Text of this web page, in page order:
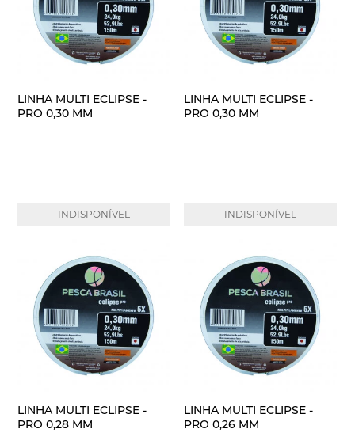
LINHA MULTI ECLIPSE -
PRO 0,30 MM
INDISPONÍVEL
LINHA MULTI ECLIPSE -
PRO 0,30 MM
INDISPONÍVEL
LINHA MULTI ECLIPSE -
PRO 0,28 MM
LINHA MULTI ECLIPSE -
PRO 0,26 MM